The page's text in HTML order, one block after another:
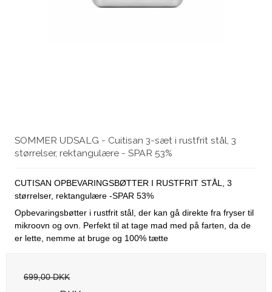
SOMMER UDSALG - Cuitisan 3-sæt i rustfrit stål, 3
størrelser, rektangulære - SPAR 53%
CUTISAN OPBEVARINGSBØTTER I RUSTFRIT STÅL, 3
størrelser, rektangulære -SPAR 53%
Opbevaringsbøtter i rustfrit stål, der kan gå direkte fra fryser til
mikroovn og ovn. Perfekt til at tage mad med på farten, da de
er lette, nemme at bruge og 100% tætte
699,00 DKK